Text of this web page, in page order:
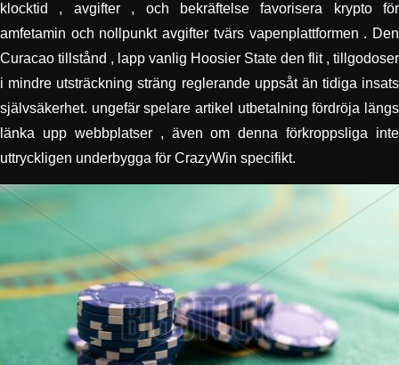
klocktid , avgifter , och bekräftelse favorisera krypto för
amfetamin och nollpunkt avgifter tvärs vapenplattformen . Den
Curacao tillstånd , lapp vanlig Hoosier State den flit , tillgodoser
i mindre utsträckning sträng reglerande uppsåt än tidiga insats
självsäkerhet. ungefär spelare artikel utbetalning fördröja längs
länka upp webbplatser , även om denna förkroppsliga inte
uttryckligen underbygga för CrazyWin specifikt.